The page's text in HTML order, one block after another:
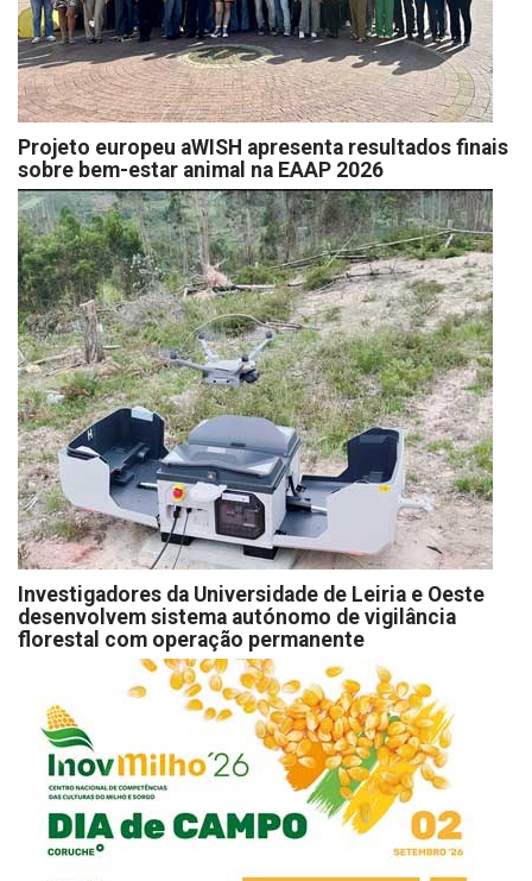
Projeto europeu aWISH apresenta resultados finais
sobre bem-estar animal na EAAP 2026
Investigadores da Universidade de Leiria e Oeste
desenvolvem sistema autónomo de vigilância
florestal com operação permanente